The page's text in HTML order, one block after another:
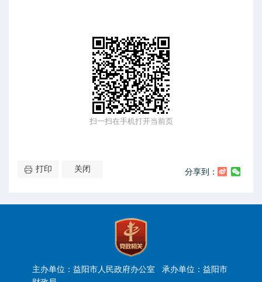
扫一扫在手机打开当前页
打印 关闭 分享到：
主办单位：益阳市人民政府办公室 承办单位：益阳市